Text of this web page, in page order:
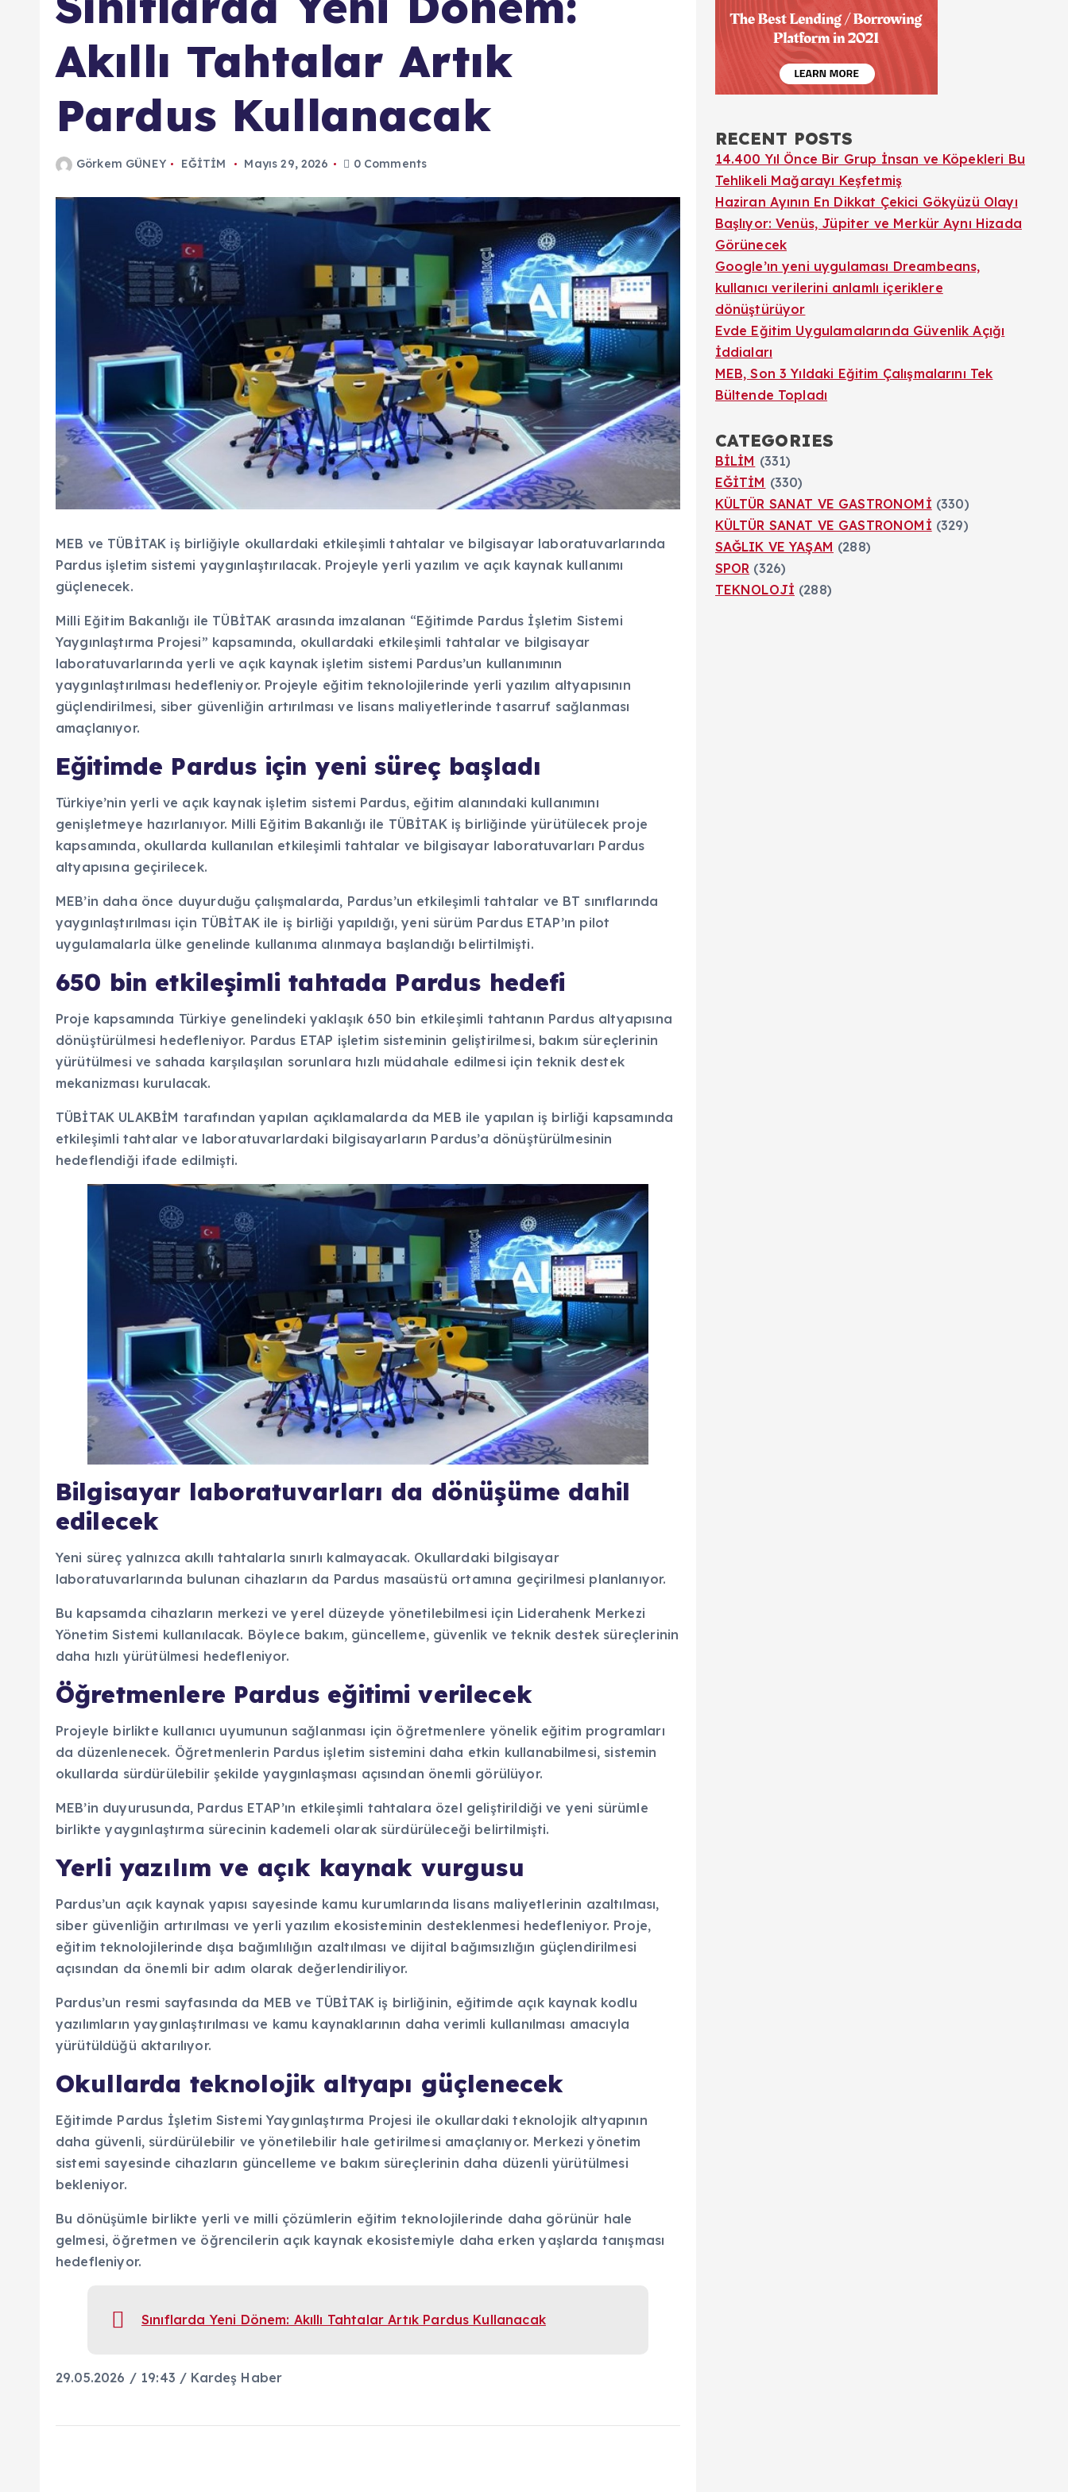
Akıllı Tahtalar Artık
Pardus Kullanacak
Görkem GÜNEY EĞİTİM Mayıs 29, 2026 0 Comments
MEB ve TÜBİTAK iş birliğiyle okullardaki etkileşimli tahtalar ve bilgisayar laboratuvarlarında
Pardus işletim sistemi yaygınlaştırılacak. Projeyle yerli yazılım ve açık kaynak kullanımı
güçlenecek.
Milli Eğitim Bakanlığı ile TÜBİTAK arasında imzalanan “Eğitimde Pardus İşletim Sistemi
Yaygınlaştırma Projesi” kapsamında, okullardaki etkileşimli tahtalar ve bilgisayar
laboratuvarlarında yerli ve açık kaynak işletim sistemi Pardus’un kullanımının
yaygınlaştırılması hedefleniyor. Projeyle eğitim teknolojilerinde yerli yazılım altyapısının
güçlendirilmesi, siber güvenliğin artırılması ve lisans maliyetlerinde tasarruf sağlanması
amaçlanıyor.
Eğitimde Pardus için yeni süreç başladı
Türkiye’nin yerli ve açık kaynak işletim sistemi Pardus, eğitim alanındaki kullanımını
genişletmeye hazırlanıyor. Milli Eğitim Bakanlığı ile TÜBİTAK iş birliğinde yürütülecek proje
kapsamında, okullarda kullanılan etkileşimli tahtalar ve bilgisayar laboratuvarları Pardus
altyapısına geçirilecek.
MEB’in daha önce duyurduğu çalışmalarda, Pardus’un etkileşimli tahtalar ve BT sınıflarında
yaygınlaştırılması için TÜBİTAK ile iş birliği yapıldığı, yeni sürüm Pardus ETAP’ın pilot
uygulamalarla ülke genelinde kullanıma alınmaya başlandığı belirtilmişti.
650 bin etkileşimli tahtada Pardus hedefi
Proje kapsamında Türkiye genelindeki yaklaşık 650 bin etkileşimli tahtanın Pardus altyapısına
dönüştürülmesi hedefleniyor. Pardus ETAP işletim sisteminin geliştirilmesi, bakım süreçlerinin
yürütülmesi ve sahada karşılaşılan sorunlara hızlı müdahale edilmesi için teknik destek
mekanizması kurulacak.
TÜBİTAK ULAKBİM tarafından yapılan açıklamalarda da MEB ile yapılan iş birliği kapsamında
etkileşimli tahtalar ve laboratuvarlardaki bilgisayarların Pardus’a dönüştürülmesinin
hedeflendiği ifade edilmişti.
Bilgisayar laboratuvarları da dönüşüme dahil
edilecek
Yeni süreç yalnızca akıllı tahtalarla sınırlı kalmayacak. Okullardaki bilgisayar
laboratuvarlarında bulunan cihazların da Pardus masaüstü ortamına geçirilmesi planlanıyor.
Bu kapsamda cihazların merkezi ve yerel düzeyde yönetilebilmesi için Liderahenk Merkezi
Yönetim Sistemi kullanılacak. Böylece bakım, güncelleme, güvenlik ve teknik destek süreçlerinin
daha hızlı yürütülmesi hedefleniyor.
Öğretmenlere Pardus eğitimi verilecek
Projeyle birlikte kullanıcı uyumunun sağlanması için öğretmenlere yönelik eğitim programları
da düzenlenecek. Öğretmenlerin Pardus işletim sistemini daha etkin kullanabilmesi, sistemin
okullarda sürdürülebilir şekilde yaygınlaşması açısından önemli görülüyor.
MEB’in duyurusunda, Pardus ETAP’ın etkileşimli tahtalara özel geliştirildiği ve yeni sürümle
birlikte yaygınlaştırma sürecinin kademeli olarak sürdürüleceği belirtilmişti.
Yerli yazılım ve açık kaynak vurgusu
Pardus’un açık kaynak yapısı sayesinde kamu kurumlarında lisans maliyetlerinin azaltılması,
siber güvenliğin artırılması ve yerli yazılım ekosisteminin desteklenmesi hedefleniyor. Proje,
eğitim teknolojilerinde dışa bağımlılığın azaltılması ve dijital bağımsızlığın güçlendirilmesi
açısından da önemli bir adım olarak değerlendiriliyor.
Pardus’un resmi sayfasında da MEB ve TÜBİTAK iş birliğinin, eğitimde açık kaynak kodlu
yazılımların yaygınlaştırılması ve kamu kaynaklarının daha verimli kullanılması amacıyla
yürütüldüğü aktarılıyor.
Okullarda teknolojik altyapı güçlenecek
Eğitimde Pardus İşletim Sistemi Yaygınlaştırma Projesi ile okullardaki teknolojik altyapının
daha güvenli, sürdürülebilir ve yönetilebilir hale getirilmesi amaçlanıyor. Merkezi yönetim
sistemi sayesinde cihazların güncelleme ve bakım süreçlerinin daha düzenli yürütülmesi
bekleniyor.
Bu dönüşümle birlikte yerli ve milli çözümlerin eğitim teknolojilerinde daha görünür hale
gelmesi, öğretmen ve öğrencilerin açık kaynak ekosistemiyle daha erken yaşlarda tanışması
hedefleniyor.
Sınıflarda Yeni Dönem: Akıllı Tahtalar Artık Pardus Kullanacak
29.05.2026 / 19:43 / Kardeş Haber
RECENT POSTS
14.400 Yıl Önce Bir Grup İnsan ve Köpekleri Bu
Tehlikeli Mağarayı Keşfetmiş
Haziran Ayının En Dikkat Çekici Gökyüzü Olayı
Başlıyor: Venüs, Jüpiter ve Merkür Aynı Hizada
Görünecek
Google’ın yeni uygulaması Dreambeans,
kullanıcı verilerini anlamlı içeriklere
dönüştürüyor
Evde Eğitim Uygulamalarında Güvenlik Açığı
İddiaları
MEB, Son 3 Yıldaki Eğitim Çalışmalarını Tek
Bültende Topladı
CATEGORIES
BİLİM (331)
EĞİTİM (330)
KÜLTÜR SANAT VE GASTRONOMİ (330)
KÜLTÜR SANAT VE GASTRONOMİ (329)
SAĞLIK VE YAŞAM (288)
SPOR (326)
TEKNOLOJİ (288)